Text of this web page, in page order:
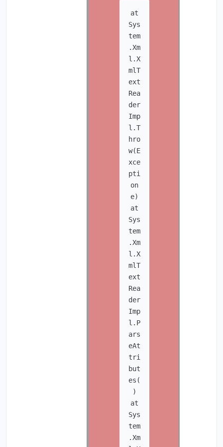
at
Sys
tem
.Xm
l.X
mlT
ext
Rea
der
Imp
l.T
hro
w(E
xce
pti
on
e)
at
Sys
tem
.Xm
l.X
mlT
ext
Rea
der
Imp
l.P
ars
eAt
tri
but
es(
)
at
Sys
tem
.Xm